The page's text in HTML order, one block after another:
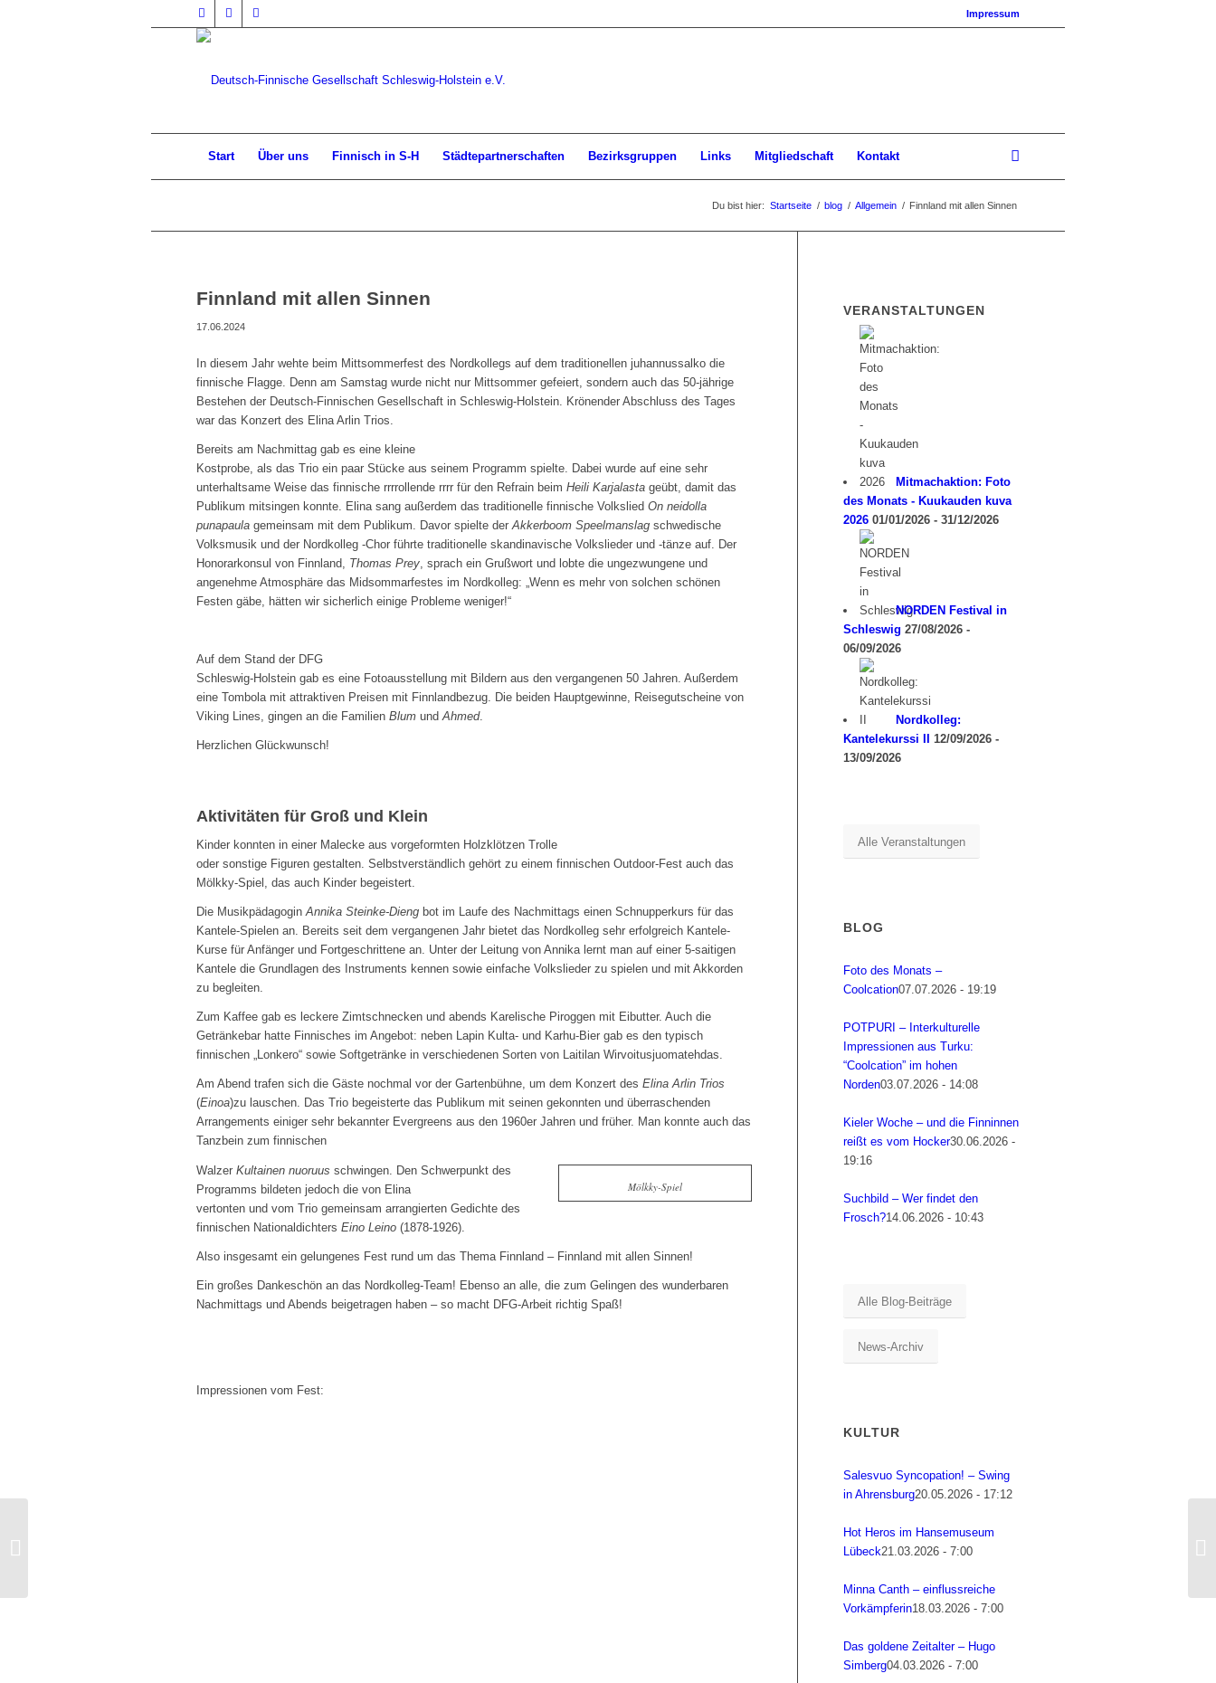
Impressum
Start Über uns Finnisch in S-H Städtepartnerschaften Bezirksgruppen Links Mitgliedschaft Kontakt
Du bist hier: Startseite / blog / Allgemein / Finnland mit allen Sinnen
Finnland mit allen Sinnen
17.06.2024
In diesem Jahr wehte beim Mittsommerfest des Nordkollegs auf dem traditionellen juhannussalko die
finnische Flagge. Denn am Samstag wurde nicht nur Mittsommer gefeiert, sondern auch das 50-jährige
Bestehen der Deutsch-Finnischen Gesellschaft in Schleswig-Holstein. Krönender Abschluss des Tages
war das Konzert des Elina Arlin Trios.
Bereits am Nachmittag gab es eine kleine
Kostprobe, als das Trio ein paar Stücke aus seinem Programm spielte. Dabei wurde auf eine sehr
unterhaltsame Weise das finnische rrrrollende rrrr für den Refrain beim Heili Karjalasta geübt, damit das
Publikum mitsingen konnte. Elina sang außerdem das traditionelle finnische Volkslied On neidolla
punapaula gemeinsam mit dem Publikum. Davor spielte derAkkerboom Speelmanslag schwedische
Volksmusik und der Nordkolleg -Chor führte traditionelle skandinavische Volkslieder und -tänze auf. Der
Honorarkonsul von Finnland, Thomas Prey, sprach ein Grußwort und lobte die ungezwungene und
angenehme Atmosphäre das Midsommarfestes im Nordkolleg: „Wenn es mehr von solchen schönen
Festen gäbe, hätten wir sicherlich einige Probleme weniger!“
Auf dem Stand der DFG
Schleswig-Holstein gab es eine Fotoausstellung mit Bildern aus den vergangenen 50 Jahren. Außerdem
eine Tombola mit attraktiven Preisen mit Finnlandbezug. Die beiden Hauptgewinne, Reisegutscheine von
Viking Lines, gingen an die Familien Blum undAhmed.
Herzlichen Glückwunsch!
Aktivitäten für Groß und Klein
Kinder konnten in einer Malecke aus vorgeformten Holzklötzen Trolle
oder sonstige Figuren gestalten. Selbstverständlich gehört zu einem finnischen Outdoor-Fest auch das
Mölkky-Spiel, das auch Kinder begeistert.
Die MusikpädagoginAnnika Steinke-Dieng bot im Laufe des Nachmittags einen Schnupperkurs für das
Kantele-Spielen an. Bereits seit dem vergangenen Jahr bietet das Nordkolleg sehr erfolgreich Kantele-
Kurse für Anfänger und Fortgeschrittene an. Unter der Leitung von Annika lernt man auf einer 5-saitigen
Kantele die Grundlagen des Instruments kennen sowie einfache Volkslieder zu spielen und mit Akkorden
zu begleiten.
Zum Kaffee gab es leckere Zimtschnecken und abends Karelische Piroggen mit Eibutter. Auch die
Getränkebar hatte Finnisches im Angebot: neben Lapin Kulta- und Karhu-Bier gab es den typisch
finnischen „Lonkero“ sowie Softgetränke in verschiedenen Sorten von Laitilan Wirvoitusjuomatehdas.
Am Abend trafen sich die Gäste nochmal vor der Gartenbühne, um dem Konzert des Elina Arlin Trios
(Einoa)zu lauschen. Das Trio begeisterte das Publikum mit seinen gekonnten und überraschenden
Arrangements einiger sehr bekannter Evergreens aus den 1960er Jahren und früher. Man konnte auch das
Tanzbein zum finnischen
Mölkky-Spiel
Walzer Kultainen nuoruus schwingen. Den Schwerpunkt des
Programms bildeten jedoch die von Elina
vertonten und vom Trio gemeinsam arrangierten Gedichte des
finnischen Nationaldichters Eino Leino (1878-1926).
Also insgesamt ein gelungenes Fest rund um das Thema Finnland – Finnland mit allen Sinnen!
Ein großes Dankeschön an das Nordkolleg-Team! Ebenso an alle, die zum Gelingen des wunderbaren
Nachmittags und Abends beigetragen haben – so macht DFG-Arbeit richtig Spaß!
Impressionen vom Fest:
VERANSTALTUNGEN
Mitmachaktion: Foto
des Monats - Kuukauden kuva
2026 01/01/2026 - 31/12/2026
NORDEN Festival in
Schleswig 27/08/2026 -
06/09/2026
Nordkolleg:
Kantelekurssi II
12/09/2026 -
13/09/2026
Alle Veranstaltungen
BLOG
Foto des Monats –
Coolcation07.07.2026 - 19:19
POTPURI – Interkulturelle
Impressionen aus Turku:
“Coolcation” im hohen
Norden03.07.2026 - 14:08
Kieler Woche – und die Finninnen
reißt es vom Hocker30.06.2026 -
19:16
Suchbild – Wer findet den
Frosch?14.06.2026 - 10:43
Alle Blog-Beiträge
News-Archiv
KULTUR
Salesvuo Syncopation! – Swing
in Ahrensburg20.05.2026 - 17:12
Hot Heros im Hansemuseum
Lübeck21.03.2026 - 7:00
Minna Canth – einflussreiche
Vorkämpferin18.03.2026 - 7:00
Das goldene Zeitalter – Hugo
Simberg04.03.2026 - 7:00